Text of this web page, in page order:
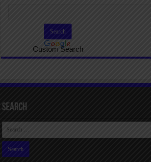
Custom Search
Search